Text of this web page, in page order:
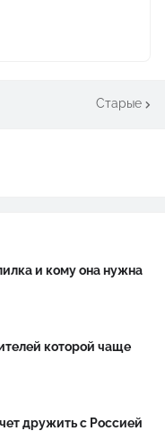
Старые
и кому она нужна
которой чаще
дружить с Россией